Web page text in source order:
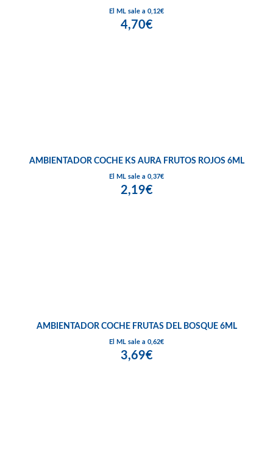
El ML sale a 0,12€
4,70€
AMBIENTADOR COCHE KS AURA FRUTOS ROJOS 6ML
El ML sale a 0,37€
2,19€
AMBIENTADOR COCHE FRUTAS DEL BOSQUE 6ML
El ML sale a 0,62€
3,69€